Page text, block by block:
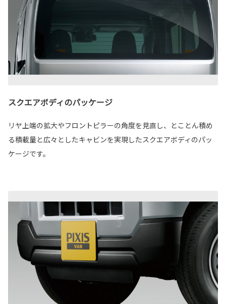
スクエアボディのパッケージ
リヤ上端の拡大やフロントピラーの角度を見直し、とことん積め
る積載量と広々としたキャビンを実現したスクエアボディのパッ
ケージです。